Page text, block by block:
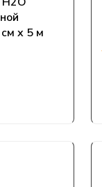
х 5 м